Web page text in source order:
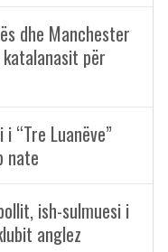
dhe Manchester
për
“Tre Luanëve”
nate
ish-sulmuesi i
anglez